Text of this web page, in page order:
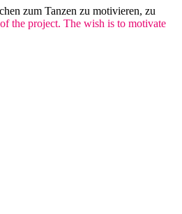
zum Tanzen zu motivieren, zu
the project. The wish is to motivate